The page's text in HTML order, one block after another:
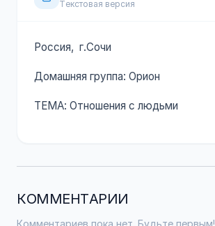
Текстовая версия
Россия, г.Сочи
Домашняя группа: Орион
ТЕМА: Отношения с людьми
КОММЕНТАРИИ